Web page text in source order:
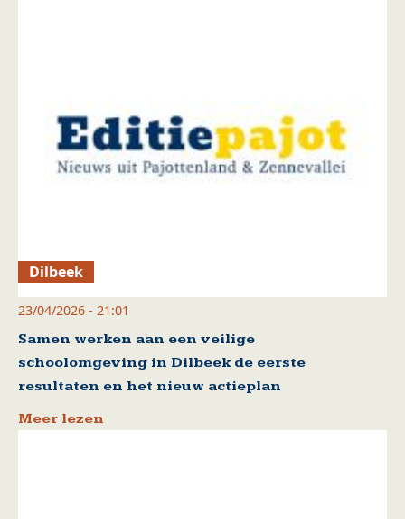
Dilbeek
23/04/2026 - 21:01
Samen werken aan een veilige
schoolomgeving in Dilbeek de eerste
resultaten en het nieuw actieplan
Meer lezen